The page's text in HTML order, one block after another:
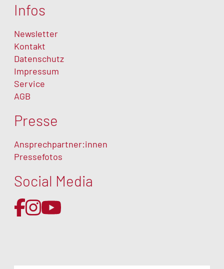
Infos
Newsletter
Kontakt
Datenschutz
Impressum
Service
AGB
Presse
Ansprechpartner:innen
Pressefotos
Social Media